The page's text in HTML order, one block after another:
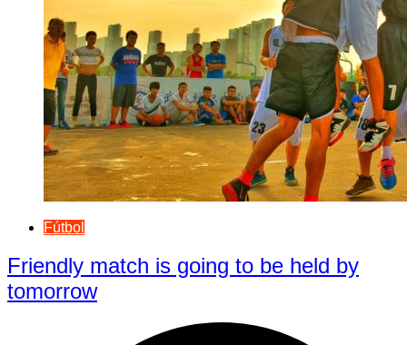
Fútbol
Friendly match is going to be held by
tomorrow